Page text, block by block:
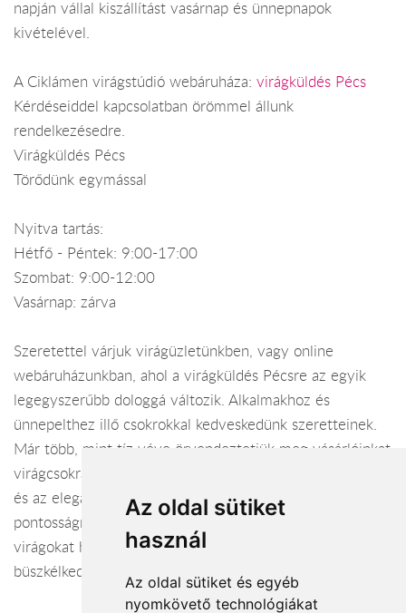
Az oldal sütiket
használ
Az oldal sütiket és egyéb
nyomkövető technológiákat
napján vállal kiszállítást vasárnap és ünnepnapok
kivételével.
A Ciklámen virágstúdió webáruháza: virágküldés Pécs
Kérdéseiddel kapcsolatban örömmel állunk
rendelkezésedre.
Virágküldés Pécs
Törődünk egymással
Nyitva tartás:
Hétfő - Péntek: 9:00-17:00
Szombat: 9:00-12:00
Vasárnap: zárva
Szeretettel várjuk virágüzletünkben, vagy online
webáruházunkban, ahol a virágküldés Pécsre az egyik
legegyszerűbb dologgá változik. Alkalmakhoz és
ünnepelthez illő csokrokkal kedveskedünk szeretteinek.
Már több, mint tíz véve örvendeztetjük meg vásárlóinkat
virágcsokrainkkal. Munkánkban törekszünk a harmóniára
és az eleganciára, emellett viárágküldés terén a
pontosságra. Kompozícióinkba csak a legfrissebb
virágokat használjuk, ezért igen hosszú váza állósággal
büszkélkedhetünk. Látogasson el hozzánk, megéri!